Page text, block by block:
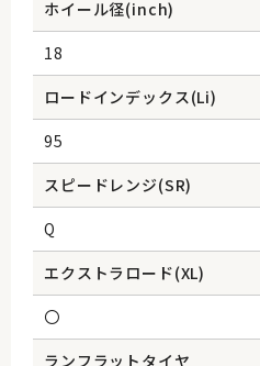
ホイール径(inch)
18
ロードインデックス(Li)
95
スピードレンジ(SR)
Q
エクストラロード(XL)
〇
ランフラットタイヤ